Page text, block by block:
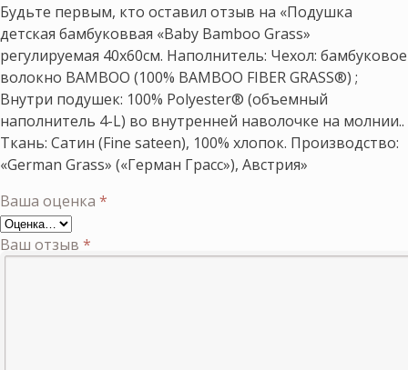
Будьте первым, кто оставил отзыв на «Подушка
детская бамбуковвая «Baby Bamboo Grass»
регулируемая 40х60см. Наполнитель: Чехол: бамбуковое
волокно BAMBOO (100% BAMBOO FIBER GRASS®) ;
Внутри подушек: 100% Polyester® (объемный
наполнитель 4-L) во внутренней наволочке на молнии..
Ткань: Сатин (Fine sateen), 100% хлопок. Производство:
«German Grass» («Герман Грасс»), Австрия»
Ваша оценка *
Ваш отзыв *